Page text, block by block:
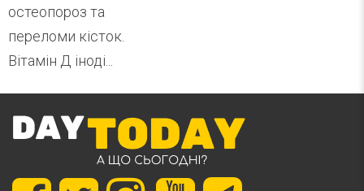
остеопороз та
переломи кісток.
Вітамін Д іноді...